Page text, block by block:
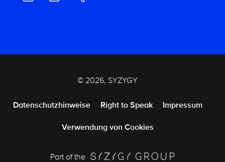
© 2026, SYZYGY
Datenschutzhinweise Right to Speak Impressum
Verwendung von Cookies
Part of the